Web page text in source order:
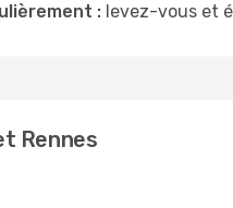
: levez-vous et
Rennes